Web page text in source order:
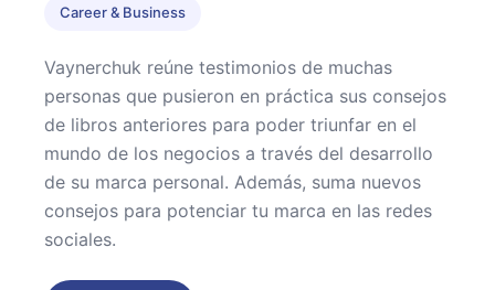
Career & Business
Vaynerchuk reúne testimonios de muchas
personas que pusieron en práctica sus consejos
de libros anteriores para poder triunfar en el
mundo de los negocios a través del desarrollo
de su marca personal. Además, suma nuevos
consejos para potenciar tu marca en las redes
sociales.